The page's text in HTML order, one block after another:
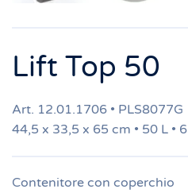
Lift Top 50
Art. 12.01.1706 • PLS8077G
44,5 x 33,5 x 65 cm • 50 L • 6
Contenitore con coperchio